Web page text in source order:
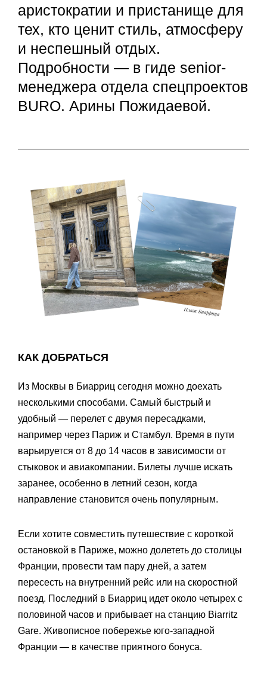
аристократии и пристанище для
тех, кто ценит стиль, атмосферу
и неспешный отдых.
Подробности — в гиде senior-
менеджера отдела спецпроектов
BURO. Арины Пожидаевой.
КАК ДОБРАТЬСЯ
Из Москвы в Биарриц сегодня можно доехать
несколькими способами. Самый быстрый и
удобный — перелет с двумя пересадками,
например через Париж и Стамбул. Время в пути
варьируется от 8 до 14 часов в зависимости от
стыковок и авиакомпании. Билеты лучше искать
заранее, особенно в летний сезон, когда
направление становится очень популярным.
Если хотите совместить путешествие с короткой
остановкой в Париже, можно долететь до столицы
Франции, провести там пару дней, а затем
пересесть на внутренний рейс или на скоростной
поезд. Последний в Биарриц идет около четырех с
половиной часов и прибывает на станцию Biarritz
Gare. Живописное побережье юго-западной
Франции — в качестве приятного бонуса.